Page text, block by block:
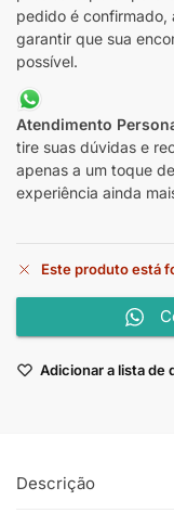
pedido é confirmado,
garantir que sua
possível.
Atendimento
tire suas dúvidas e
apenas a um toque
experiência ainda
Este produto está
Adicionar a lista de
Descrição